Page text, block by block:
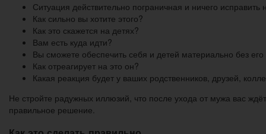
Ситуация действительно пограничная и ничего исправить
Как сильно вы хотите этого?
Как это скажется на детях?
Вам есть куда идти?
Вы сможете обеспечить себя и детей материально без
Как отреагирует на это он?
Какая реакция будет у ваших родственников, друзей,
Не стройте радужных иллюзий, что после ухода от мужа вас
правильное решение.